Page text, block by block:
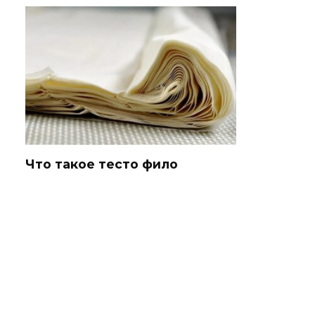
Что такое тесто фило